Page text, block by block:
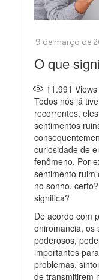
O que
11.991 Views
Todos nós já
recorrentes,
sentimentos
curiosidade de
fenômeno. Por
sentimento ruim
no sonho,
significa?
De acordo com
oniromancia, os
poderosos,
importantes
problemas,
de transmitirem